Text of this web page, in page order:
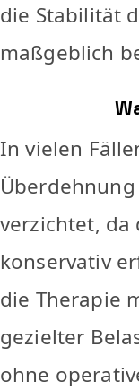
die Stabilität
maßgeblich
In vielen
verzichtet, da
konservativ
die Therapie
gezielter
ohne